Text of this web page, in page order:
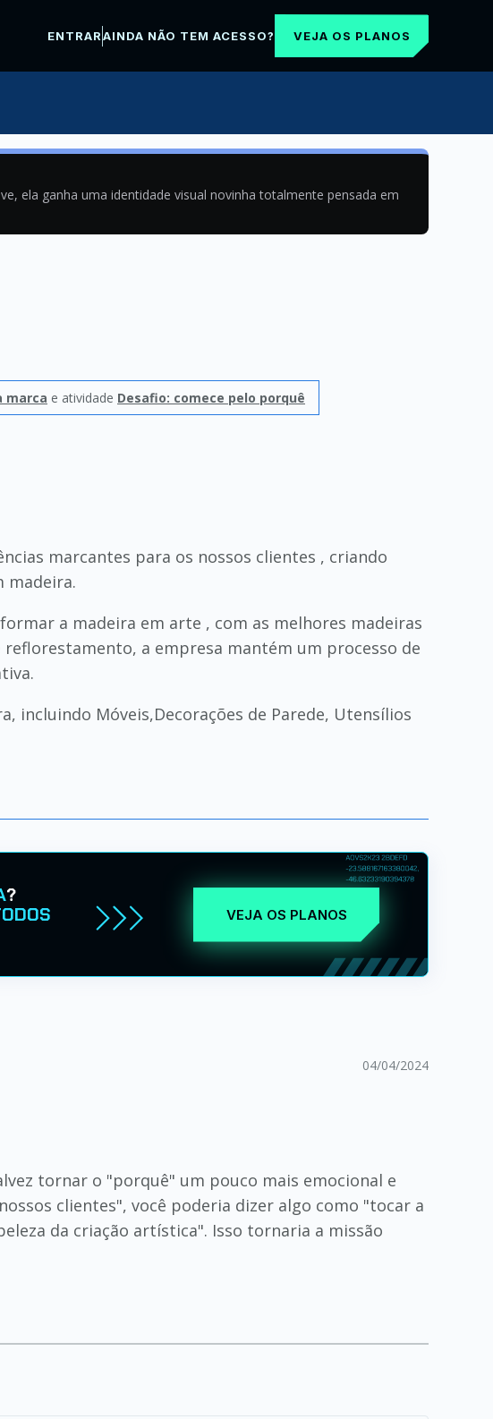
ENTRARAINDA NÃO TEM ACESSO? VEJA OS PLANOS
ela ganha uma identidade visual novinha totalmente pensada em
marca e atividade Desafio: comece pelo porquê
marcantes para os nossos clientes , criando
madeira.
a madeira em arte , com as melhores madeiras
a empresa mantém um processo de
incluindo Móveis,Decorações de Parede, Utensílios
?
VEJA OS PLANOS
04/04/2024
tornar o "porquê" um pouco mais emocional e
clientes", você poderia dizer algo como "tocar a
da criação artística". Isso tornaria a missão